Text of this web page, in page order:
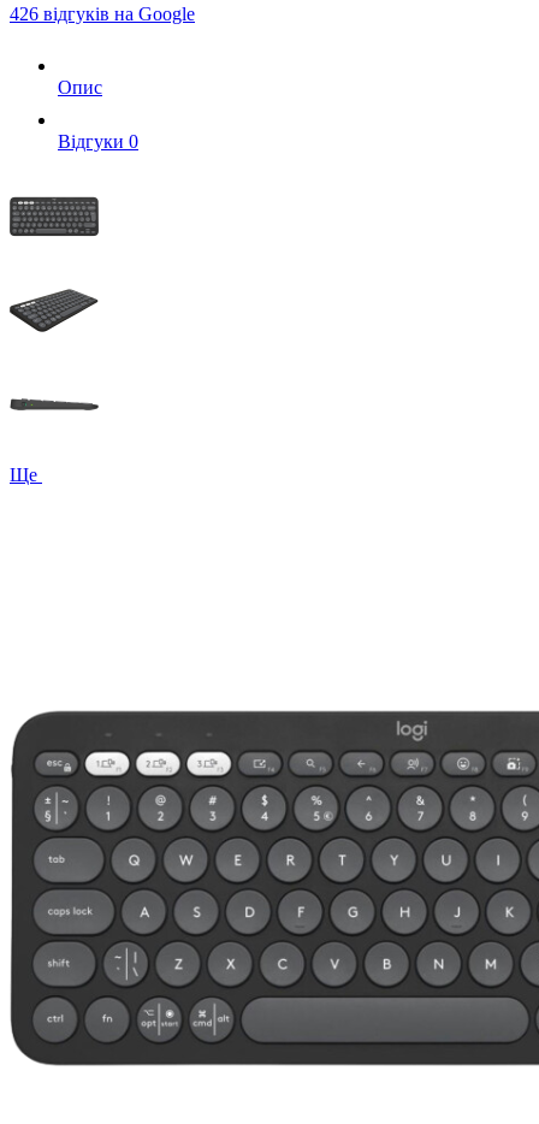
426 відгуків на Google
Опис
Вiдгуки 0
Ще